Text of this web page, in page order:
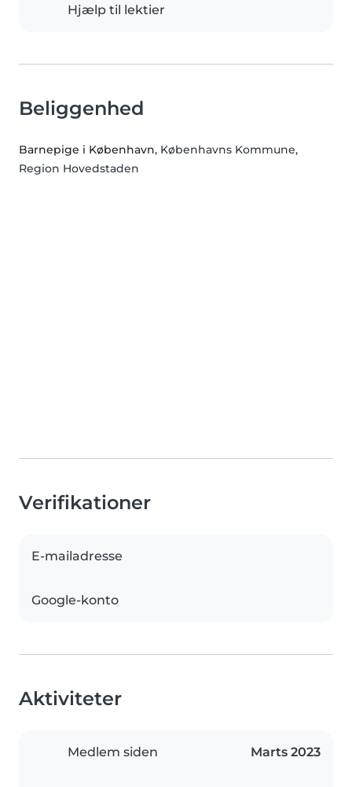
Hjælp til lektier
Beliggenhed
Barnepige i København, Københavns Kommune,
Region Hovedstaden
Verifikationer
E-mailadresse
Google-konto
Aktiviteter
Medlem siden Marts 2023